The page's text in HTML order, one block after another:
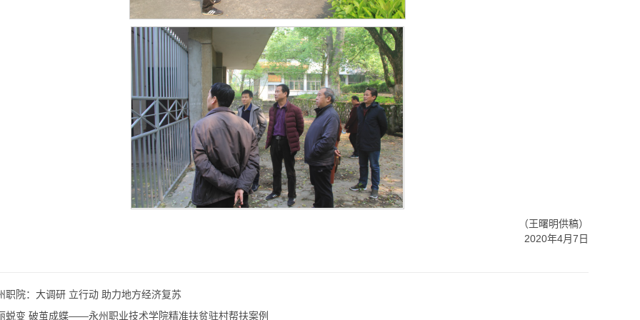
（王曙明供稿）
2020年4月7日
职院：大调研 立行动 助力地方经济复苏
蜕变 破茧成蝶——永州职业技术学院精准扶贫驻村帮扶案例